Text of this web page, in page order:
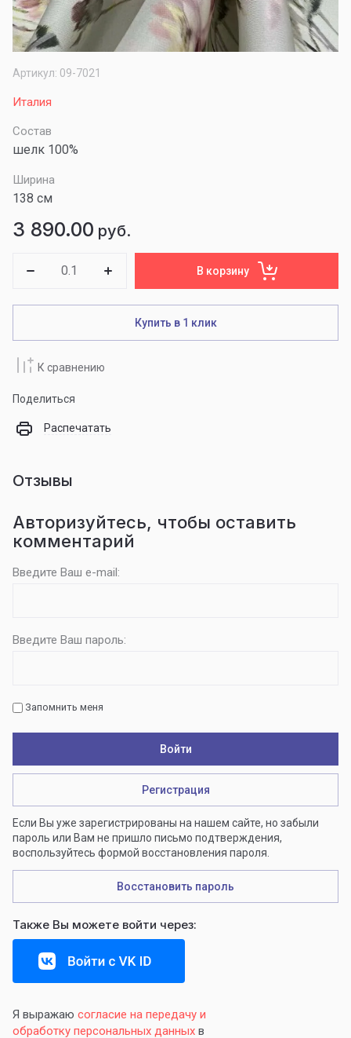
Артикул: 09-7021
Италия
Состав
шелк 100%
Ширина
138 см
3 890.00 руб.
В корзину
Купить в 1 клик
К сравнению
Поделиться
Распечатать
Отзывы
Авторизуйтесь, чтобы оставить
комментарий
Введите Ваш e-mail:
Введите Ваш пароль:
Запомнить меня
Войти
Регистрация
Если Вы уже зарегистрированы на нашем сайте, но забыли
пароль или Вам не пришло письмо подтверждения,
воспользуйтесь формой восстановления пароля.
Восстановить пароль
Также Вы можете войти через:
Я выражаю согласие на передачу и
обработку персональных данных в